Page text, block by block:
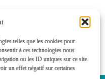
telles que les cookies pour
à ces technologies nous
ou les ID uniques sur ce site.
un effet négatif sur certaines